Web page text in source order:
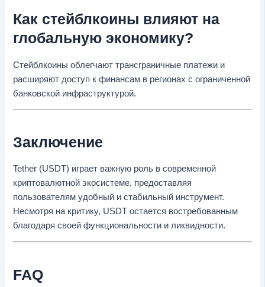
Как стейблкоины влияют на
глобальную экономику?
Стейблкоины облегчают трансграничные платежи и
расширяют доступ к финансам в регионах с ограниченной
банковской инфраструктурой.
Заключение
Tether (USDT) играет важную роль в современной
криптовалютной экосистеме, предоставляя
пользователям удобный и стабильный инструмент.
Несмотря на критику, USDT остается востребованным
благодаря своей функциональности и ликвидности.
FAQ